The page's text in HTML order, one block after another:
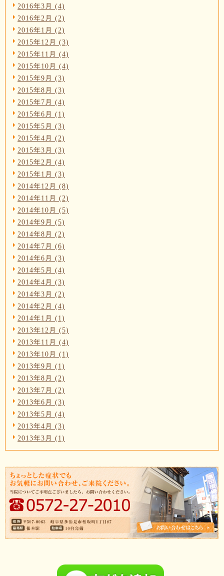
2016年3月 (4)
2016年2月 (2)
2016年1月 (2)
2015年12月 (3)
2015年11月 (4)
2015年10月 (4)
2015年9月 (3)
2015年8月 (3)
2015年7月 (4)
2015年6月 (1)
2015年5月 (3)
2015年4月 (2)
2015年3月 (3)
2015年2月 (4)
2015年1月 (3)
2014年12月 (8)
2014年11月 (2)
2014年10月 (5)
2014年9月 (5)
2014年8月 (2)
2014年7月 (6)
2014年6月 (3)
2014年5月 (4)
2014年4月 (3)
2014年3月 (2)
2014年2月 (4)
2014年1月 (1)
2013年12月 (5)
2013年11月 (4)
2013年10月 (1)
2013年9月 (1)
2013年8月 (2)
2013年7月 (2)
2013年6月 (3)
2013年5月 (4)
2013年4月 (3)
2013年3月 (1)